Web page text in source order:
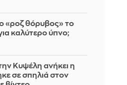
ο «ροζ θόρυβος» το
καλύτερο ύπνο;
Κυψέλη ανήκει η
σε σπηλιά στον